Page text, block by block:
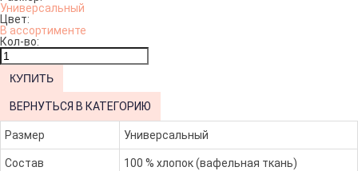
Универсальный
Цвет:
В ассортименте
Кол-во:
ВЕРНУТЬСЯ В КАТЕГОРИЮ
Размер Универсальный
Состав 100 % хлопок (вафельная ткань)